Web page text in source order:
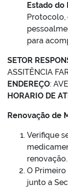
Estado do
Protocolo,
para
SETOR
ASSITÊNCIA
ENDEREÇO:
HORARIO DE
Renovação de
Verifique
renovação.
O Primeiro
junto a